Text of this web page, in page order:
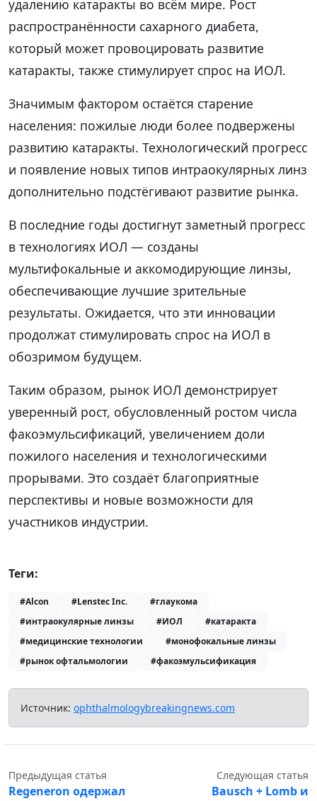
удалению катаракты во всём мире. Рост
распространённости сахарного диабета,
который может провоцировать развитие
катаракты, также стимулирует спрос на ИОЛ.
Значимым фактором остаётся старение
населения: пожилые люди более подвержены
развитию катаракты. Технологический прогресс
и появление новых типов интраокулярных линз
дополнительно подстёгивают развитие рынка.
В последние годы достигнут заметный прогресс
в технологиях ИОЛ — созданы
мультифокальные и аккомодирующие линзы,
обеспечивающие лучшие зрительные
результаты. Ожидается, что эти инновации
продолжат стимулировать спрос на ИОЛ в
обозримом будущем.
Таким образом, рынок ИОЛ демонстрирует
уверенный рост, обусловленный ростом числа
факоэмульсификаций, увеличением доли
пожилого населения и технологическими
прорывами. Это создаёт благоприятные
перспективы и новые возможности для
участников индустрии.
Теги:
#Alcon #Lenstec Inc.
#глаукома
#интраокулярные линзы
#ИОЛ
#катаракта
#медицинские технологии
#монофокальные линзы
#рынок офтальмологии
#факоэмульсификация
Источник: ophthalmologybreakingnews.com
Предыдущая статья
Regeneron одержал
Следующая статья
Bausch + Lomb и